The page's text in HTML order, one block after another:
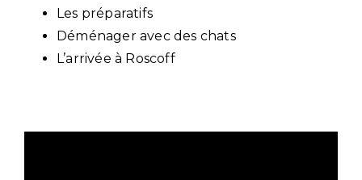
Les préparatifs
Déménager avec des chats
L’arrivée à Roscoff